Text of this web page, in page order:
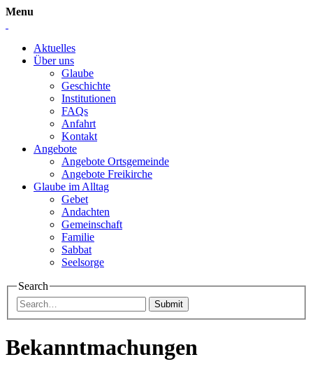
Menu
Aktuelles
Über uns
Glaube
Geschichte
Institutionen
FAQs
Anfahrt
Kontakt
Angebote
Angebote Ortsgemeinde
Angebote Freikirche
Glaube im Alltag
Gebet
Andachten
Gemeinschaft
Familie
Sabbat
Seelsorge
Search
Submit
Bekanntmachungen